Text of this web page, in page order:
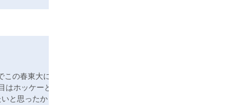
の春東大に入
ホッケーとい
と思ったから